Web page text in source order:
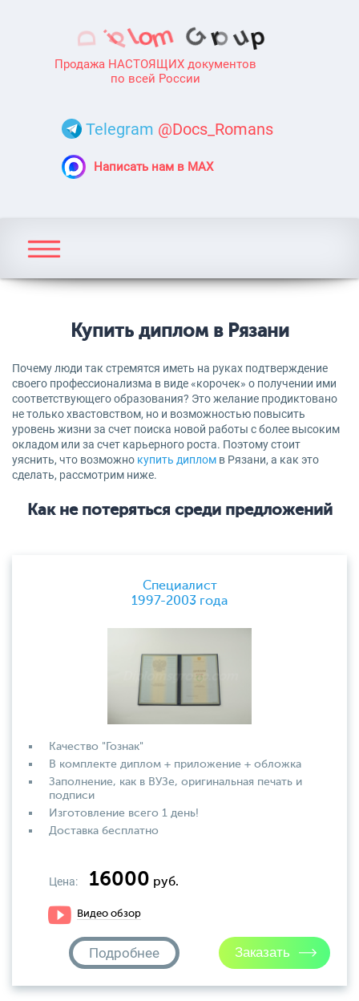
Продажа НАСТОЯЩИХ документов
по всей России
Telegram @Docs_Romans
Написать нам в MAX
Купить диплом в Рязани
Почему люди так стремятся иметь на руках подтверждение
своего профессионализма в виде «корочек» о получении ими
соответствующего образования? Это желание продиктовано
не только хвастовством, но и возможностью повысить
уровень жизни за счет поиска новой работы с более высоким
окладом или за счет карьерного роста. Поэтому стоит
уяснить, что возможно купить диплом в Рязани, а как это
сделать, рассмотрим ниже.
Как не потеряться среди предложений
Специалист
1997-2003 года
Качество "Гознак"
В комплекте диплом + приложение + обложка
Заполнение, как в ВУЗе, оригинальная печать и
подписи
Изготовление всего 1 день!
Доставка бесплатно
Цена: 16000 руб.
Видео обзор
Подробнее